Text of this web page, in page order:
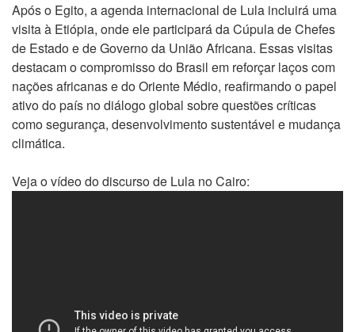
Após o Egito, a agenda internacional de Lula incluirá uma
visita à Etiópia, onde ele participará da Cúpula de Chefes
de Estado e de Governo da União Africana. Essas visitas
destacam o compromisso do Brasil em reforçar laços com
nações africanas e do Oriente Médio, reafirmando o papel
ativo do país no diálogo global sobre questões críticas
como segurança, desenvolvimento sustentável e mudança
climática.
Veja o vídeo do discurso de Lula no Cairo: